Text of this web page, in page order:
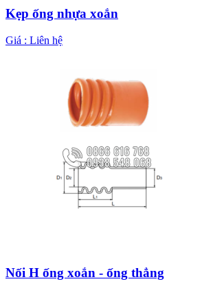
Kẹp ống nhựa xoắn
Giá : Liên hệ
Nối H ống xoắn - ống thẳng